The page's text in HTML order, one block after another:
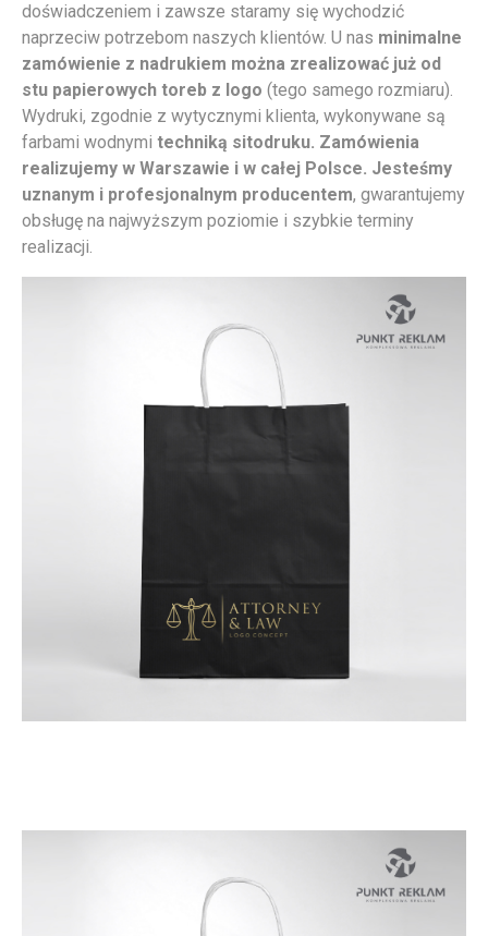
doświadczeniem i zawsze staramy się wychodzić
naprzeciw potrzebom naszych klientów. U nas minimalne
zamówienie z nadrukiem można zrealizować już od
stu papierowych toreb z logo (tego samego rozmiaru).
Wydruki, zgodnie z wytycznymi klienta, wykonywane są
farbami wodnymi techniką sitodruku. Zamówienia
realizujemy w Warszawie i w całej Polsce. Jesteśmy
uznanym i profesjonalnym producentem, gwarantujemy
obsługę na najwyższym poziomie i szybkie terminy
realizacji.